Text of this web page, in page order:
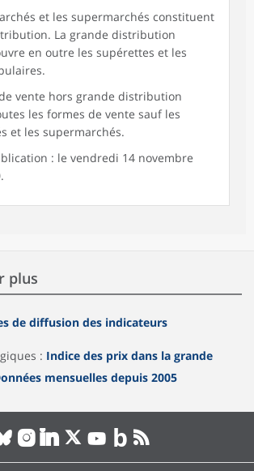
et les supermarchés constituent
La grande distribution
en outre les supérettes et les
vente hors grande distribution
les formes de vente sauf les
et les supermarchés.
: le vendredi 14 novembre
plus
de diffusion des indicateurs
: Indice des prix dans la grande
mensuelles depuis 2005